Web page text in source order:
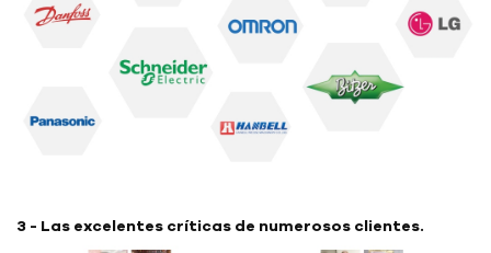
3 - Las excelentes críticas de numerosos clientes.